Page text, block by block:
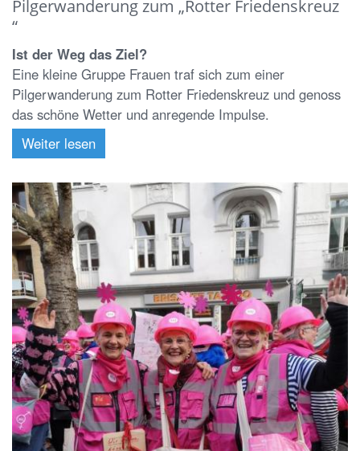
Pilgerwanderung zum „Rotter Friedenskreuz
“
Ist der Weg das Ziel?
Eine kleine Gruppe Frauen traf sich zum einer
Pilgerwanderung zum Rotter Friedenskreuz und genoss
das schöne Wetter und anregende Impulse.
Weiter lesen